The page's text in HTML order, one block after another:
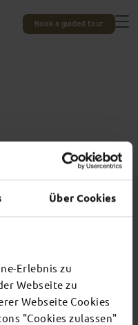
Über Cookies
Erlebnis zu
Webseite zu
Webseite Cookies
"Cookies zulassen"
Book a guided tour